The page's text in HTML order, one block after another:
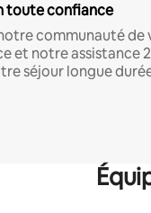
toute confiance
communauté de
et notre assistance
séjour longue